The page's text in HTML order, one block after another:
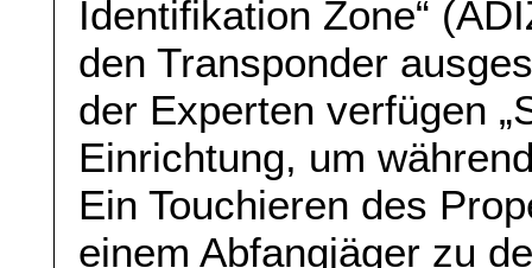
Identifikation Zone“
den Transponder
der Experten verfügen
Einrichtung, um
Ein Touchieren des
einem Abfangjäger zu